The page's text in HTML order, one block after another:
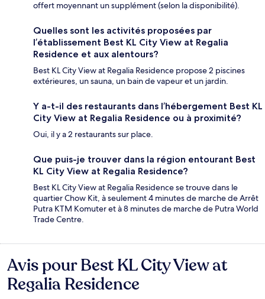
offert moyennant un supplément (selon la disponibilité).
Quelles sont les activités proposées par
l’établissement Best KL City View at Regalia
Residence et aux alentours?
Best KL City View at Regalia Residence propose 2 piscines
extérieures, un sauna, un bain de vapeur et un jardin.
Y a-t-il des restaurants dans l’hébergement Best KL
City View at Regalia Residence ou à proximité?
Oui, il y a 2 restaurants sur place.
Que puis-je trouver dans la région entourant Best
KL City View at Regalia Residence?
Best KL City View at Regalia Residence se trouve dans le
quartier Chow Kit, à seulement 4 minutes de marche de Arrêt
Putra KTM Komuter et à 8 minutes de marche de Putra World
Trade Centre.
Avis
Avis pour Best KL City View at
Regalia Residence